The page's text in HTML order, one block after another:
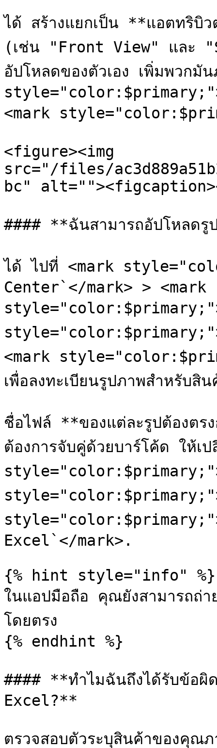
ได้ สร้างแยกเป็น **แอตทริบิ
(เช่น "Front View" และ
อัปโหลดของตัวเอง เพิ่มพวกมั
<mark
<figure><img
src="/files/
bc"
#### **ฉันสามารถอัปโหลดรู
ได้ ไปที่ <mark
Center`</mark> > <mark
<mark
เพื่อลงทะเบียนรูปภาพสำหรับสิ
ชื่อไฟล์ **ของแต่ละรูปต้องต
ต้องการจับคู่ด้วยบาร์โค้ด ให้เ
Excel`</mark>.
{% hint style="info" %}
ในแอปมือถือ คุณยังสามารถถ่า
โดยตรง
{% endhint %}
#### **ทำไมฉันถึงได้รับข้อผิ
Excel?**
ตรวจสอบตัวระบุสินค้าของคุณ